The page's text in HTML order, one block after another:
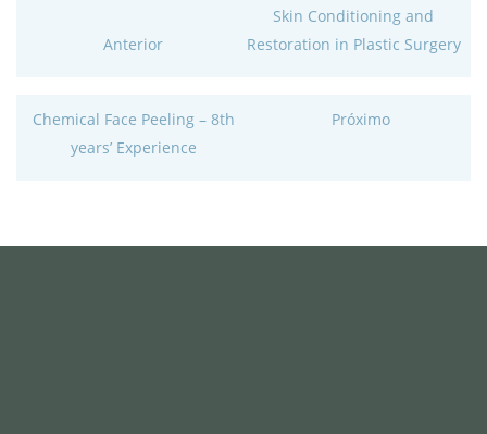
Anterior
Skin Conditioning and
Restoration in Plastic Surgery
Próximo
Chemical Face Peeling – 8th
years’ Experience